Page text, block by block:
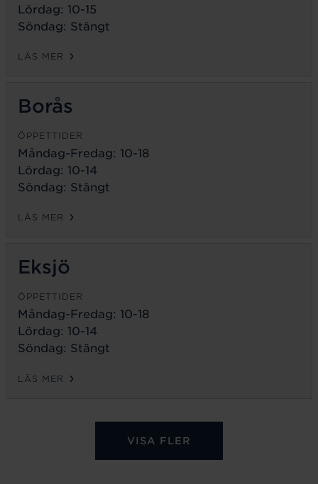
Lördag: 10-15
Söndag: Stängt
LÄS MER
Borås
ÖPPETTIDER
Måndag-Fredag: 10-18
Lördag: 10-14
Söndag: Stängt
LÄS MER
Eksjö
ÖPPETTIDER
Måndag-Fredag: 10-18
Lördag: 10-14
Söndag: Stängt
LÄS MER
VISA FLER